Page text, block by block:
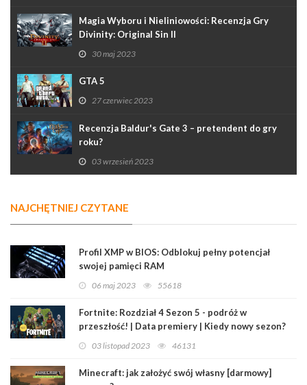
Magia Wyboru i Nieliniowości: Recenzja Gry
Divinity: Original Sin II
30 maj 2023
GTA 5
27 czerwiec 2023
Recenzja Baldur's Gate 3 – pretendent do gry
roku?
03 wrzesień 2023
NAJCHĘTNIEJ CZYTANE
Profil XMP w BIOS: Odblokuj pełny potencjał
swojej pamięci RAM
06 maj 2023 55618
Fortnite: Rozdział 4 Sezon 5 - podróż w
przeszłość! | Data premiery | Kiedy nowy sezon?
03 listopad 2023 46131
Minecraft: jak założyć swój własny [darmowy]